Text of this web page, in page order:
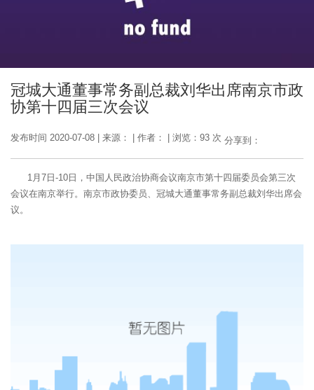
冠城大通董事常务副总裁刘华出席南京市政
协第十四届三次会议
发布时间 2020-07-08 来源： 作者： 浏览：93 次 分享到：
1月7日-10日，中国人民政治协商会议南京市第十四届委员会第三次
会议在南京举行。南京市政协委员、冠城大通董事常务副总裁刘华出席会
议。